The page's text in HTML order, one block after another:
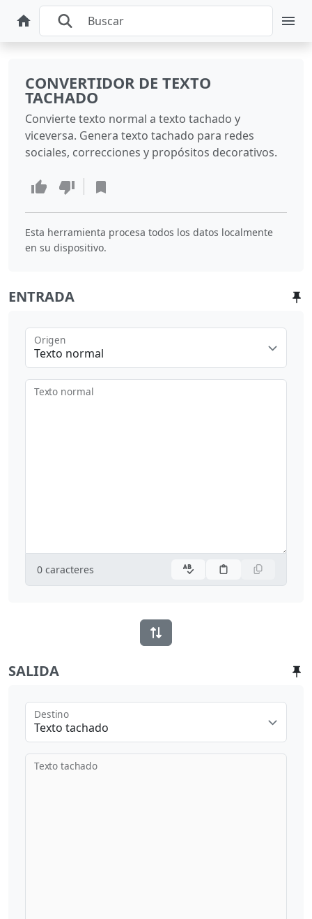
CONVERTIDOR DE TEXTO
TACHADO
Convierte texto normal a texto tachado y
viceversa. Genera texto tachado para redes
sociales, correcciones y propósitos decorativos.
Esta herramienta procesa todos los datos localmente
en su dispositivo.
ENTRADA
Texto normal
Origen
Texto normal
0 caracteres
SALIDA
Texto tachado
Destino
Texto tachado